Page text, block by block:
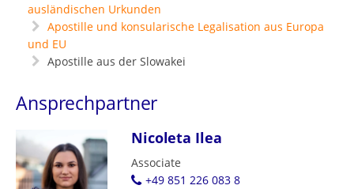
ausländischen Urkunden
Apostille und konsularische Legalisation aus Europa
und EU
Apostille aus der Slowakei
Ansprechpartner
Nicoleta Ilea
Associate
+49 851 226 083 8